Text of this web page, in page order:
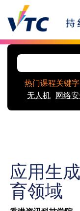
Skip to main content
热门课程关键字
无人机
网络
应用生
育领域